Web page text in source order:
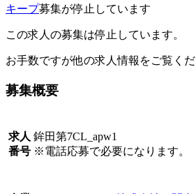
キープ募集が停止しています
この求人の募集は停止しています。
お手数ですが他の求人情報をご覧くだ
募集概要
求人
番号
鉾田第7CL_apw1
※電話応募で必要になります。